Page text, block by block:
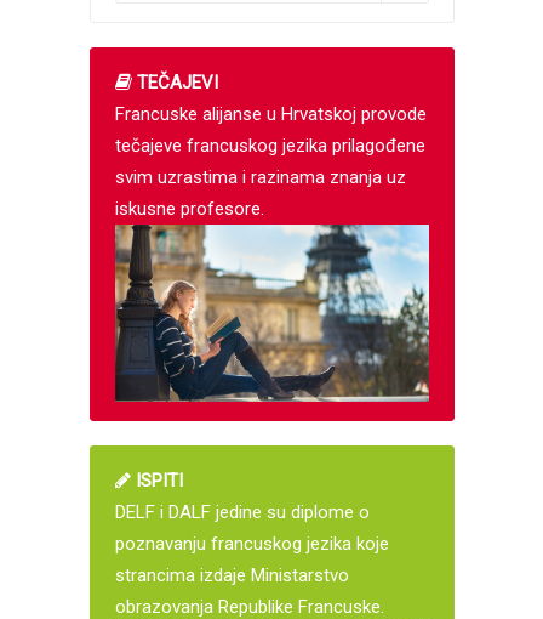
TEČAJEVI
Francuske alijanse u Hrvatskoj provode
tečajeve francuskog jezika prilagođene
svim uzrastima i razinama znanja uz
iskusne profesore.
ISPITI
DELF i DALF jedine su diplome o
poznavanju francuskog jezika koje
strancima izdaje Ministarstvo
obrazovanja Republike Francuske.